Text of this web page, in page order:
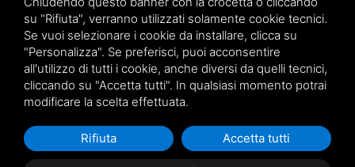
commerciale@zucchini.it
Privacy/Sitemap
su "Rifiuta", verranno utilizzati solamente cookie tecnici.
Se vuoi selezionare i cookie da installare, clicca su
"Personalizza". Se preferisci, puoi acconsentire
all'utilizzo di tutti i cookie, anche diversi da quelli tecnici,
cliccando su "Accetta tutti". In qualsiasi momento potrai
modificare la scelta effettuata.
Rifiuta Accetta tutti